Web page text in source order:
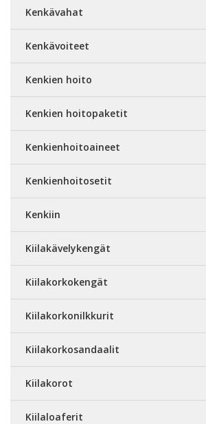
Kenkävahat
Kenkävoiteet
Kenkien hoito
Kenkien hoitopaketit
Kenkienhoitoaineet
Kenkienhoitosetit
Kenkiin
Kiilakävelykengät
Kiilakorkokengät
Kiilakorkonilkkurit
Kiilakorkosandaalit
Kiilakorot
Kiilaloaferit